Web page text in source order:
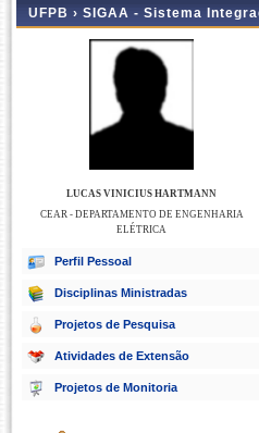
UFPB › SIGAA - Sistema
LUCAS VINICIUS HARTMANN
CEAR - DEPARTAMENTO DE ENGENHARIA
ELÉTRICA
Perfil Pessoal
Disciplinas Ministradas
Projetos de Pesquisa
Atividades de Extensão
Projetos de Monitoria